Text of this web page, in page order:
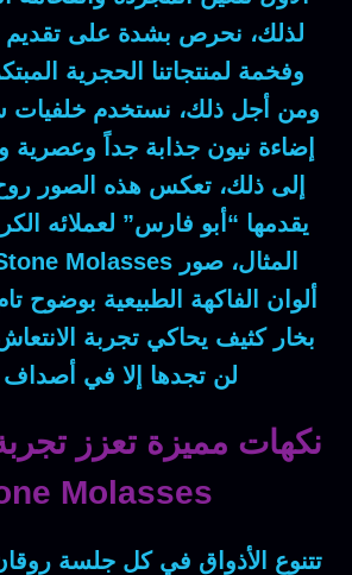
لذلك، نحرص بشدة على تقديم
وفخمة لمنتجاتنا الحجرية
ومن أجل ذلك، نستخدم خلفيات
إضاءة نيون جذابة جداً وعصرية
إلى ذلك، تعكس هذه الصور روح
يقدمها “أبو فارس” لعملائه
المثال، صور Molasses
ألوان الفاكهة الطبيعية بوضوح
بخار كثيف يحاكي تجربة
لن تجدها إلا في
Molasses
تتنوع الأذواق في كل جلسة